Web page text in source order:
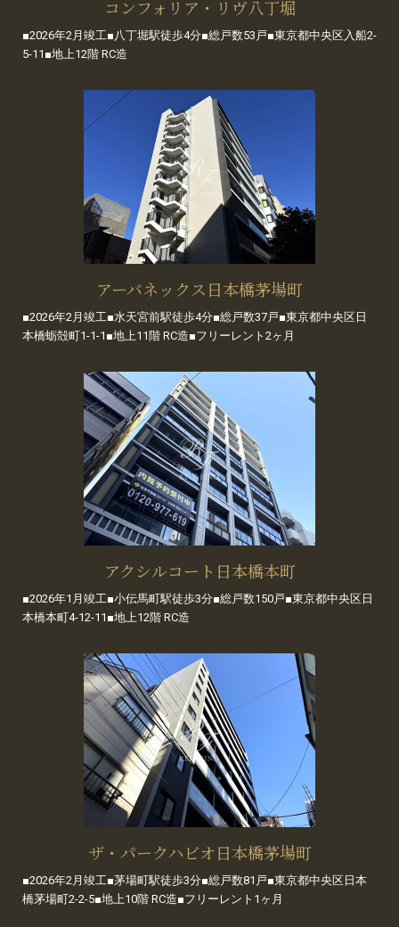
コンフォリア・リヴ八丁堀
■2026年2月竣工■八丁堀駅徒歩4分■総戸数53戸■東京都中央区入船2-
5-11■地上12階 RC造
アーバネックス日本橋茅場町
■2026年2月竣工■水天宮前駅徒歩4分■総戸数37戸■東京都中央区日
本橋蛎殻町1-1-1■地上11階 RC造■フリーレント2ヶ月
アクシルコート日本橋本町
■2026年1月竣工■小伝馬町駅徒歩3分■総戸数150戸■東京都中央区日
本橋本町4-12-11■地上12階 RC造
ザ・パークハビオ日本橋茅場町
■2026年2月竣工■茅場町駅徒歩3分■総戸数81戸■東京都中央区日本
橋茅場町2-2-5■地上10階 RC造■フリーレント1ヶ月